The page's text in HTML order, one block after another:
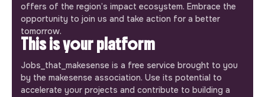
offers of the region’s impact ecosystem. Embrace the
opportunity to join us and take action for a better
tomorrow.
This is your platform
Jobs_that_makesense is a free service brought to you
by the makesense association. Use its potential to
accelerate your projects and contribute to building a